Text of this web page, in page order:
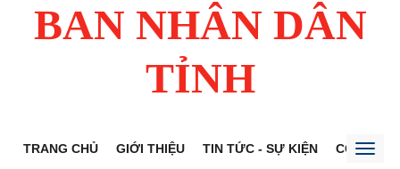
BAN NHÂN DÂN
TỈNH
TRANG CHỦ GIỚI THIỆU TIN TỨC - SỰ KIỆN CỔNG